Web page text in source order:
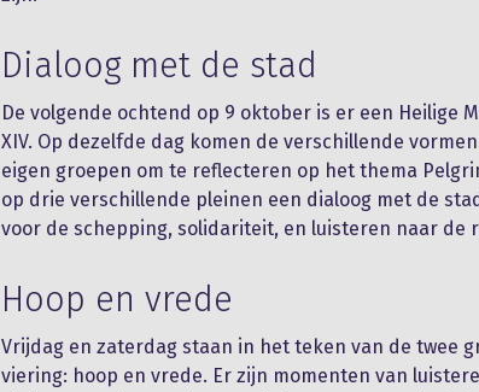
Dialoog met de stad
De volgende ochtend op 9 oktober is er een Heilige
XIV. Op dezelfde dag komen de verschillende
eigen groepen om te reflecteren op het thema
op drie verschillende pleinen een dialoog met de
voor de schepping, solidariteit, en luisteren naar de
Hoop en vrede
Vrijdag en zaterdag staan in het teken van de twee
viering: hoop en vrede. Er zijn momenten van